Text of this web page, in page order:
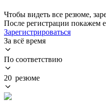
Чтобы видеть все резюме,
После регистрации покажем
Зарегистрироваться
За всё время
По соответствию
20 резюме